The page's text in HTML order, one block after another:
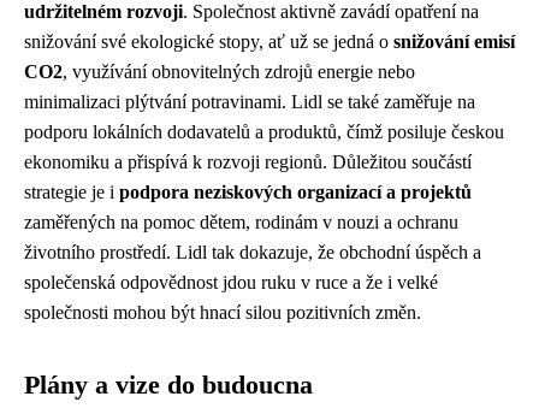
udržitelném rozvoji. Společnost aktivně zavádí opatření na
snižování své ekologické stopy, ať už se jedná o snižování emisí
CO2, využívání obnovitelných zdrojů energie nebo
minimalizaci plýtvání potravinami. Lidl se také zaměřuje na
podporu lokálních dodavatelů a produktů, čímž posiluje českou
ekonomiku a přispívá k rozvoji regionů. Důležitou součástí
strategie je i podpora neziskových organizací a projektů
zaměřených na pomoc dětem, rodinám v nouzi a ochranu
životního prostředí. Lidl tak dokazuje, že obchodní úspěch a
společenská odpovědnost jdou ruku v ruce a že i velké
společnosti mohou být hnací silou pozitivních změn.
Plány a vize do budoucna